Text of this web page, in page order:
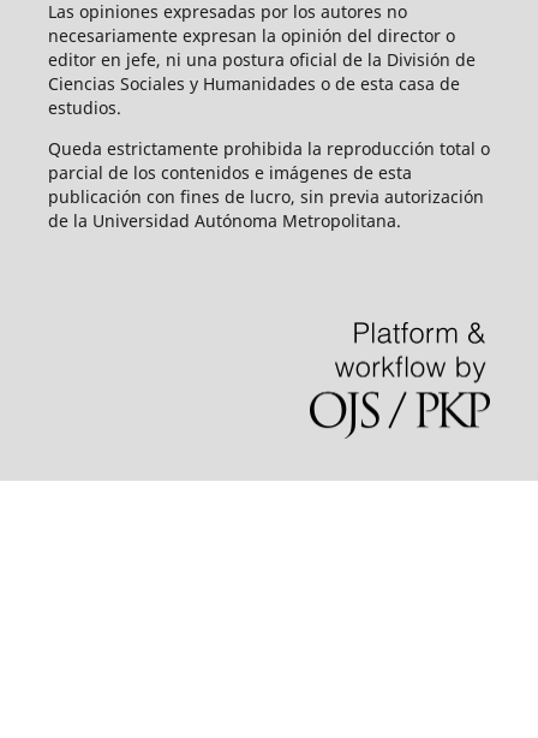
Las opiniones expresadas por los autores no
necesariamente expresan la opinión del director o
editor en jefe, ni una postura oficial de la División de
Ciencias Sociales y Humanidades o de esta casa de
estudios.
Queda estrictamente prohibida la reproducción total o
parcial de los contenidos e imágenes de esta
publicación con fines de lucro, sin previa autorización
de la Universidad Autónoma Metropolitana.